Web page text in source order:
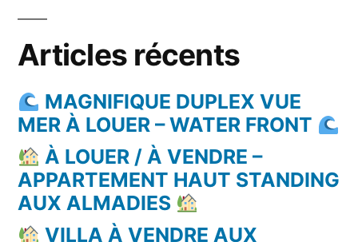
Articles récents
MAGNIFIQUE DUPLEX VUE
MER À LOUER – WATER FRONT
À LOUER / À VENDRE –
APPARTEMENT HAUT STANDING
AUX ALMADIES
VILLA À VENDRE AUX